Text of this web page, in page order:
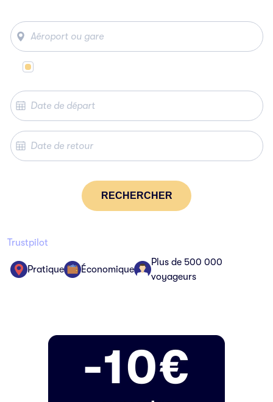
RECHERCHER
Trustpilot
Pratique Économique
Plus de 500 000
voyageurs